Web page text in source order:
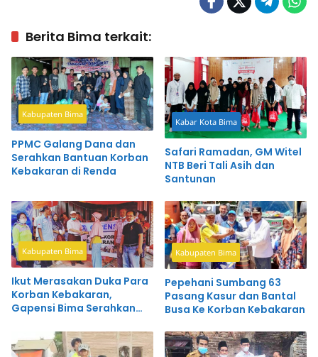
Berita Bima terkait:
Kabupaten Bima
PPMC Galang Dana dan
Serahkan Bantuan Korban
Kebakaran di Renda
Kabar Kota Bima
Safari Ramadan, GM Witel
NTB Beri Tali Asih dan
Santunan
Kabupaten Bima
Ikut Merasakan Duka Para
Korban Kebakaran,
Gapensi Bima Serahkan
Kabupaten Bima
Pepehani Sumbang 63
Pasang Kasur dan Bantal
Busa Ke Korban Kebakaran